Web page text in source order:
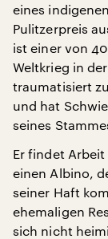
eines
Pulitzerpreis
ist einer von
Weltkrieg in
traumatisiert
und hat
seines
Er findet
einen Albino,
seiner Haft
ehemaligen
sich nicht